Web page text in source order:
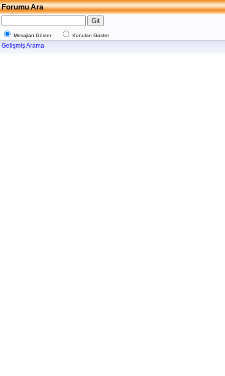
Forumu Ara
Mesajları Göster Konuları Göster
Gelişmiş Arama